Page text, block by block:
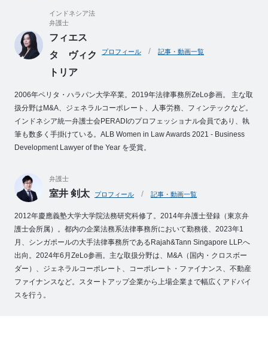
M
e
m
e
r
’
s
S
o
r
y
所
属
ン
バ
ー
の
い
インドネシア法
弁護士
フィエス
タ ヴィク
トリア
プロフィール 記事・動画一覧
2006年ペリタ・ハラパン大学卒業。2019年法律事務所ZeLo参画。 主な取
扱分野はM&A、ジェネラルコーポレート、人事労務、フィンテックなど。
インドネシア統一弁護士会PERADIのプロフェッショナル会員であり、執
筆も数多く手掛けている。ALB Women in Law Awards 2021 - Business
Development Lawyer of the Year を受賞。
弁護士
室井 剣太 プロフィール 記事・動画一覧
2012年慶應義塾大学大学院法務研究科修了。2014年弁護士登録（東京弁
護士会所属）。都内の企業法務系法律事務所において勤務後、2023年1
月、シンガポールの大手法律事務所であるRajah&Tann Singapore LLP.へ
出向。2024年6月ZeLo参画。主な取扱分野は、M&A（国内・クロスボー
ダー）、ジェネラルコーポレート、コーポレート・ファイナンス、不動産
ファイナンスなど。スタートアップ企業から上場企業まで幅広くアドバイ
スを行う。